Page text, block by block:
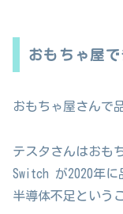
おもちゃ屋
おもちゃ屋さんで
テスタさんはおも
Switch が2020年に
半導体不足という